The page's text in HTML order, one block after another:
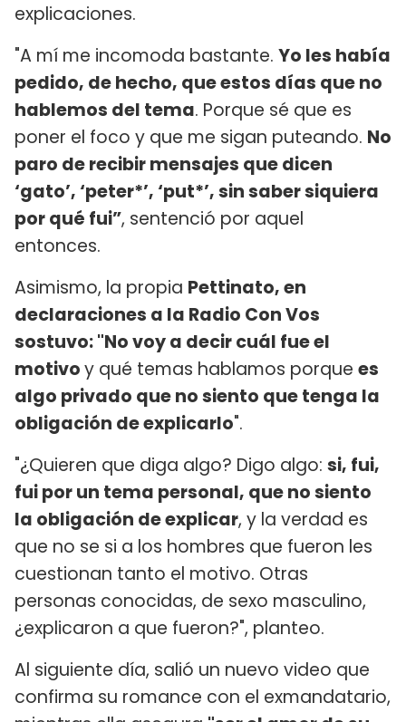
explicaciones.
"A mí me incomoda bastante. Yo les había
pedido, de hecho, que estos días que no
hablemos del tema. Porque sé que es
poner el foco y que me sigan puteando. No
paro de recibir mensajes que dicen
‘gato’, ‘peter*’, ‘put*’, sin saber siquiera
por qué fui”, sentenció por aquel
entonces.
Asimismo, la propia Pettinato, en
declaraciones a la Radio Con Vos
sostuvo: "No voy a decir cuál fue el
motivoy qué temas hablamos porque es
algo privado que no siento que tenga la
obligación de explicarlo".
"¿Quieren que diga algo? Digo algo: si, fui,
fui por un tema personal, que no siento
la obligación de explicar, y la verdad es
que no se si a los hombres que fueron les
cuestionan tanto el motivo. Otras
personas conocidas, de sexo masculino,
¿explicaron a que fueron?", planteo.
Al siguiente día, salió un nuevo video que
confirma su romance con el exmandatario,